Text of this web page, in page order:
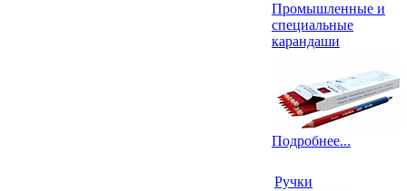
Промышленные и
специальные
карандаши
Подробнее...
Ручки